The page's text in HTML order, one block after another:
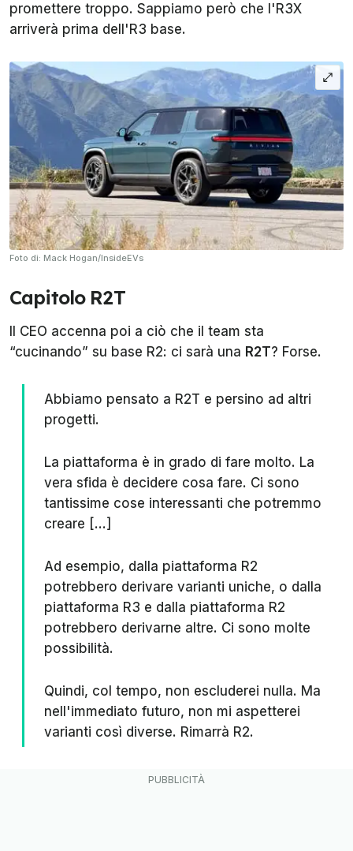
promettere troppo. Sappiamo però che l'R3X
arriverà prima dell'R3 base.
Foto di: Mack Hogan/InsideEVs
Capitolo R2T
Il CEO accenna poi a ciò che il team sta
“cucinando” su base R2: ci sarà una R2T? Forse.
Abbiamo pensato a R2T e persino ad altri
progetti.
La piattaforma è in grado di fare molto. La
vera sfida è decidere cosa fare. Ci sono
tantissime cose interessanti che potremmo
creare [...]
Ad esempio, dalla piattaforma R2
potrebbero derivare varianti uniche, o dalla
piattaforma R3 e dalla piattaforma R2
potrebbero derivarne altre. Ci sono molte
possibilità.
Quindi, col tempo, non escluderei nulla. Ma
nell'immediato futuro, non mi aspetterei
varianti così diverse. Rimarrà R2.